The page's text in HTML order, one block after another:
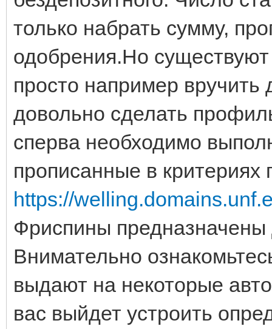
только набрать сумму,
одобрения.Но
просто например вручить
довольно сделать
сперва необходимо
прописанные в критериях
https://
Фриспины
Внимательно
выдают на некоторые
вас выйдет устроить